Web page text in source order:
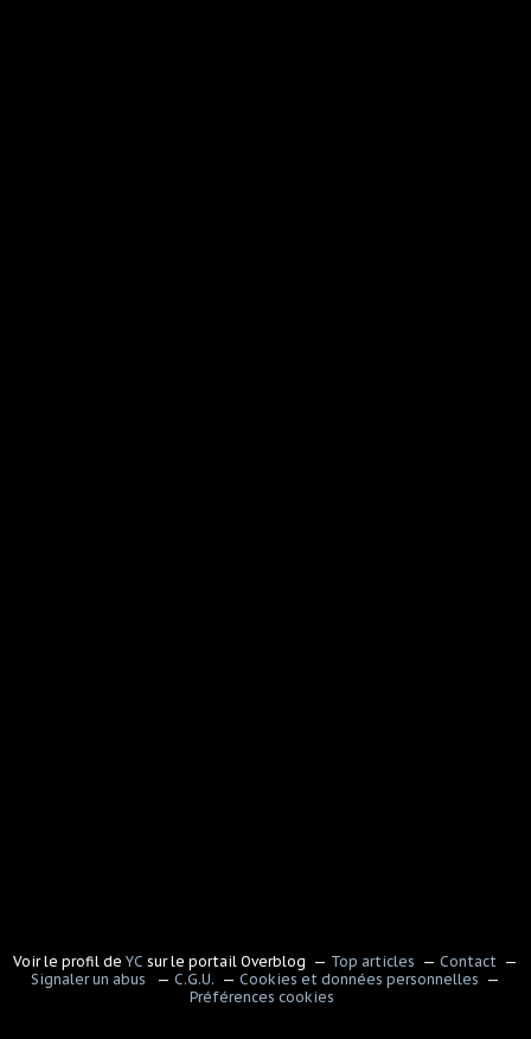
Voir le profil de YC sur le portail Overblog Top articles
Contact
Signaler un abus
C.G.U.
Cookies et données personnelles
Préférences cookies